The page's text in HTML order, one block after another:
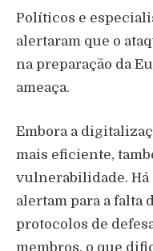
Políticos e
alertaram que o
na preparação da
ameaça.
Embora a
mais eficiente,
vulnerabilidade. Há
alertam para a falta
protocolos de
membros, o que